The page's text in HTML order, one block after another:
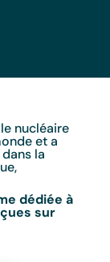
nucléaire
et a
la
dédiée à
sur